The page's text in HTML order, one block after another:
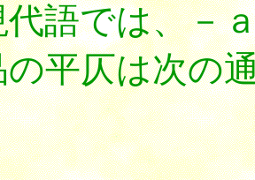
語では、－
平仄は次の